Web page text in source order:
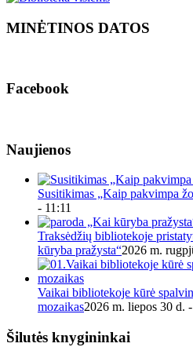
MINĖTINOS DATOS
Facebook
Naujienos
Susitikimas „Kaip pakvimpa
- 11:11
Traksėdžių bibliotekoje
kūryba pražysta“2026 m.
Vaikai bibliotekoje kūrė
mozaikas2026 m. liepos 30 d.
Šilutės knygininkai